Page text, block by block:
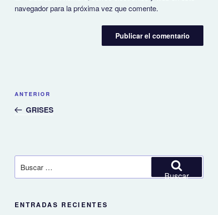
navegador para la próxima vez que comente.
entradas
Entrada
anterior:
ANTERIOR
GRISES
por:
Buscar
ENTRADAS RECIENTES